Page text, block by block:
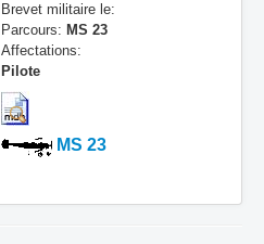
Brevet militaire le:
Parcours: MS 23
Affectations:
Pilote
MS 23